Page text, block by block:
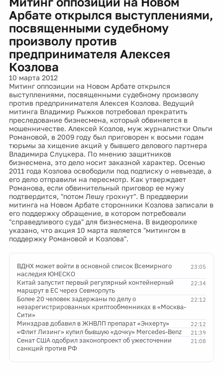
Арбате открылся выступлениями,
посвященными судебному
произволу против
предпринимателя Алексея
Козлова
10 марта 2012
Митинг оппозиции на Новом Арбате открылся
выступлениями, посвященными судебному произволу
против предпринимателя Алексея Козлова. Ведущий
митинга Владимир Рыжков потребовал прекратить
преследование бизнесмена, который обвиняется в
мошенничестве. Алексей Козлов, муж журналистки Ольги
Романовой, в 2009 году был приговорен к восьми годам
тюрьмы за хищение акций у бывшего делового партнера
Владимира Слуцкера. По мнению защитников
бизнесмена, это дело носит заказной характер. Осенью
2011 года Козлова освободили под подписку о невыезде, а
его дело отправили на пересмотр. Как утверждает
Романова, если обвинительный приговор ее мужу
подтвердится, "потом Лешу грохнут". В преддверии
митинга на Новом Арбате сторонники Козлова записали в
его поддержку обращение, в котором потребовали
"справедливого суда" для бизнесмена. В видеоролике
указано, что акция 10 марта является "митингом в
поддержку Романовой и Козлова".
23:05
ВДНХ может войти в основной список Всемирного
наследия ЮНЕСКО
22:34
Китай запустит первый регулярный контейнерный
маршрут в ЕС через Севморпуть
22:12
Более 20 человек задержаны по делу о
незарегистрированных криптообменниках в «Москва-
Сити»
22:12
Минздрав добавил в ЖНВЛП препарат «Энхерту»
21:39
«Флит Лизинг» купил бывшую «дочку» Mercedes-Benz
21:08
Сенат США одобрил законопроект об ужесточении
санкций против РФ